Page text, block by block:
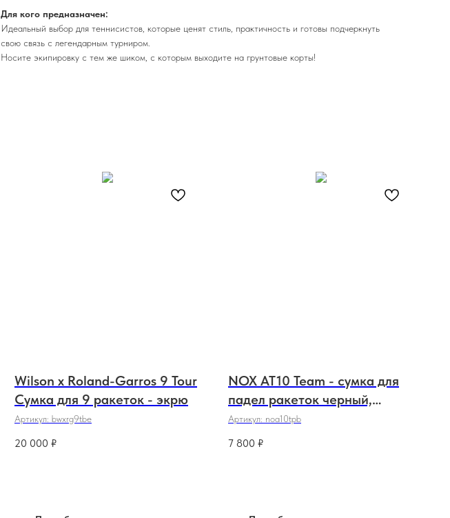
Для кого предназначен:
Идеальный выбор для теннисистов, которые ценят стиль, практичность и готовы подчеркнуть
свою связь с легендарным турниром.
Носите экипировку с тем же шиком, с которым выходите на грунтовые корты!
Wilson x Roland-Garros 9 Tour
Сумка для 9 ракеток - экрю
Артикул: bwxrg9tbe
20 000 ₽
NOX AT10 Team - сумка для
падел ракеток черный,
оранжевый
Артикул: noa10tpb
7 800 ₽